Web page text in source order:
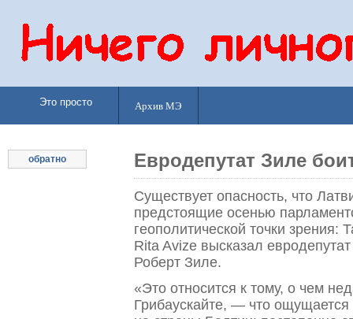
Это просто Архив МЭ
обратно Евродепутат Зиле
Существует опасность, что
предстоящие осенью
геополитической точки
Rita Avize высказал
Роберт Зиле.
«Это относится к тому, о чем
Грибаускайте, — что